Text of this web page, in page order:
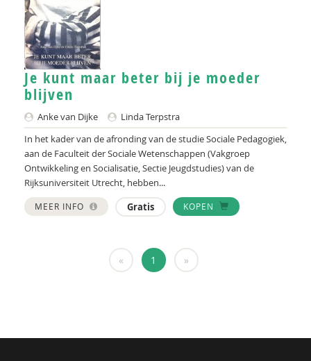
Bea Moedt
Bas van Nierop
Sveva van Nieuwland
Nick Nuijten
Herman Piso
John de Pool
Pieter Remmerswaal
Rien Rouw
Inge Scheijmans
Colinda Serie
Je kunt maar beter bij je moeder
blijven
Anke van Dijke
Linda Terpstra
In het kader van de afronding van de studie Sociale Pedagogiek,
aan de Faculteit der Sociale Wetenschappen (Vakgroep
Ontwikkeling en Socialisatie, Sectie Jeugdstudies) van de
Rijksuniversiteit Utrecht, hebben...
MEER INFO Gratis KOPEN
« 1 »